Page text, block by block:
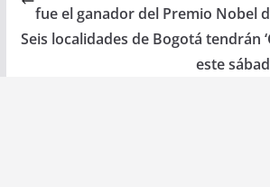
fue el ganador del Premio Nobel
Seis localidades de Bogotá tendrán
este